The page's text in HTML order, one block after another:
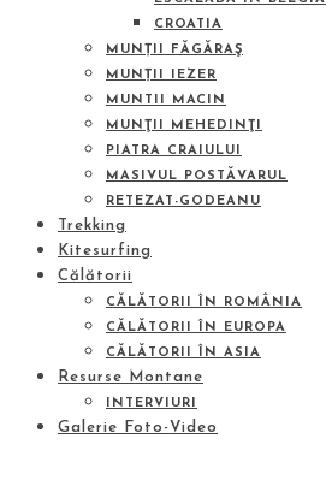
CROATIA
MUNȚII FĂGĂRAŞ
MUNȚII IEZER
MUNTII MACIN
MUNŢII MEHEDINŢI
PIATRA CRAIULUI
MASIVUL POSTĂVARUL
RETEZAT-GODEANU
Trekking
Kitesurfing
Călătorii
CĂLĂTORII ÎN ROMÂNIA
CĂLĂTORII ÎN EUROPA
CĂLĂTORII ÎN ASIA
Resurse Montane
INTERVIURI
Galerie Foto-Video